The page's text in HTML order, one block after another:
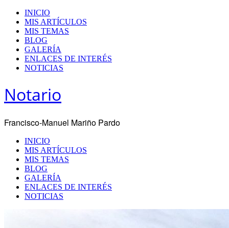
INICIO
MIS ARTÍCULOS
MIS TEMAS
BLOG
GALERÍA
ENLACES DE INTERÉS
NOTICIAS
Notario
Francisco-Manuel Mariño Pardo
INICIO
MIS ARTÍCULOS
MIS TEMAS
BLOG
GALERÍA
ENLACES DE INTERÉS
NOTICIAS